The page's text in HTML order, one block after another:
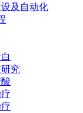
及自动化
究